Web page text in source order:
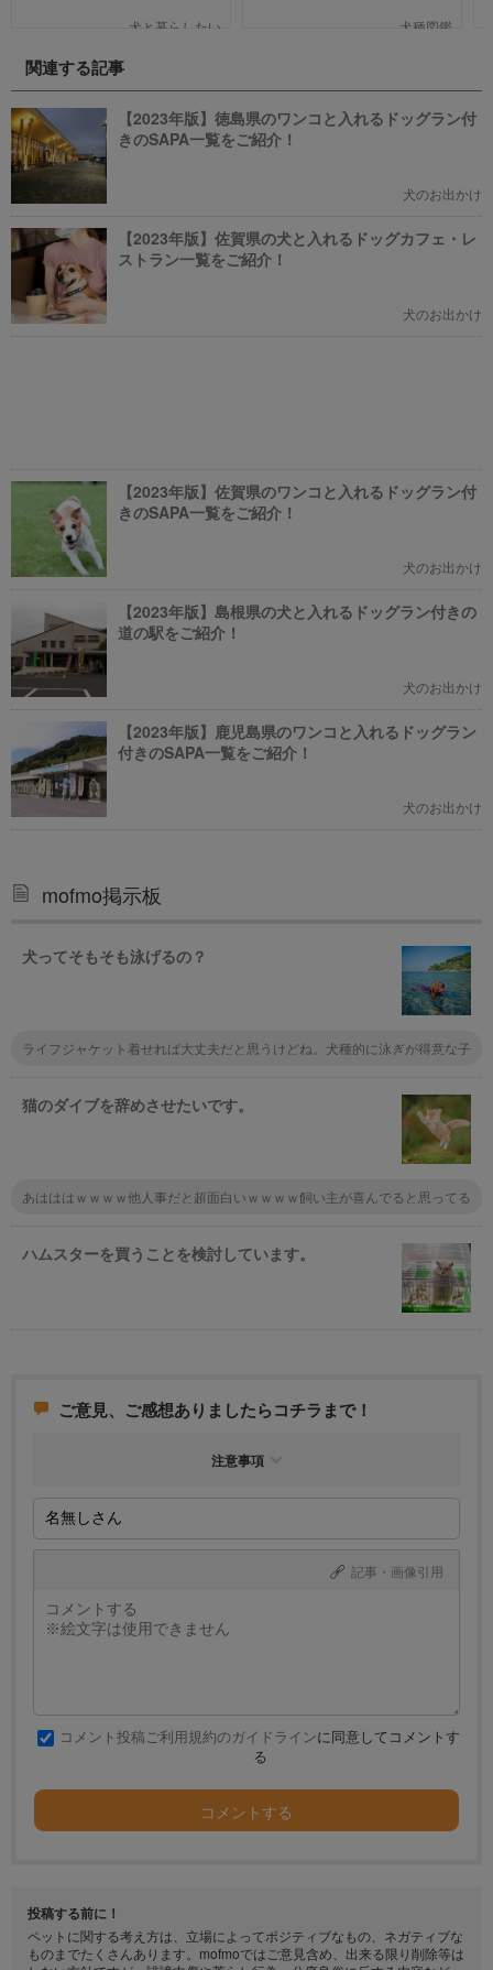
で、犬の名作映画を邦画7本,洋画7
ぞれの映画の魅力やあらすじを短
い文章で簡潔に紹介しています。
映画選びの参考にしていただけれ
ばと思います。
犬と暮らしたい
オレット」が世界同時発売しまし
った方も、可愛くてかっこいい犬
モチーフのポケモンにメロメロに
なっちゃうかも。
犬種図鑑
関連する記事
【2023年版】徳島県のワンコと入れるドッグラン付
きのSAPA一覧をご紹介！
犬のお出かけ
【2023年版】佐賀県の犬と入れるドッグカフェ・レ
ストラン一覧をご紹介！
犬のお出かけ
【2023年版】佐賀県のワンコと入れるドッグラン付
きのSAPA一覧をご紹介！
犬のお出かけ
【2023年版】島根県の犬と入れるドッグラン付きの
道の駅をご紹介！
犬のお出かけ
【2023年版】鹿児島県のワンコと入れるドッグラン
付きのSAPA一覧をご紹介！
犬のお出かけ
mofmo掲示板
犬ってそもそも泳げるの？
ライフジャケット着せれば大丈夫だと思うけどね。犬種的に泳ぎが得意な子
無理に入れるのはNGだと思うな。
猫のダイブを辞めさせたいです。
あはははｗｗｗｗ他人事だと超面白いｗｗｗｗ飼い主が喜んでると思ってる
ハムスターを買うことを検討しています。
ご意見、ご感想ありましたらコチラまで！
注意事項
記事・画像引用
コメント投稿ご利用規約のガイドラインに同意してコメントす
る
コメントする
投稿する前に！
ペットに関する考え方は、立場によってポジティブなもの、ネガティブな
ものまでたくさんあります。mofmoではご意見含め、出来る限り削除等は